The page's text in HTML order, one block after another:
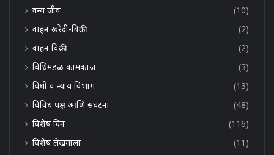
वन्य जीव
(10)
वाहन खरेदी-विक्री
(2)
वाहन विक्री
(2)
विधिमंडळ कामकाज
(3)
विधी व न्याय विभाग
(13)
विविध पक्ष आणि संघटना
(48)
विशेष दिन
(116)
विशेष लेखमाला
(11)